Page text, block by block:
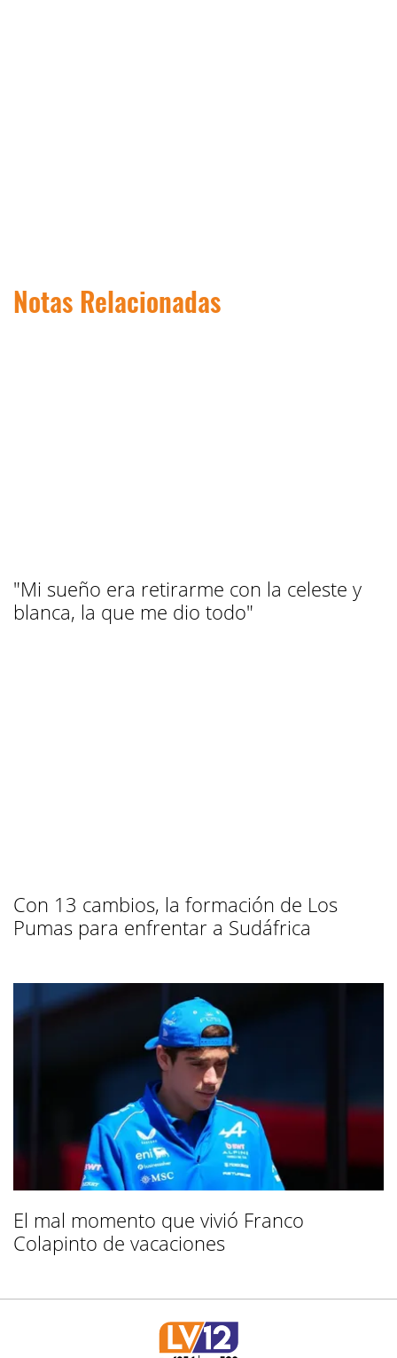
Notas Relacionadas
"Mi sueño era retirarme con la celeste y
blanca, la que me dio todo"
Con 13 cambios, la formación de Los
Pumas para enfrentar a Sudáfrica
El mal momento que vivió Franco
Colapinto de vacaciones